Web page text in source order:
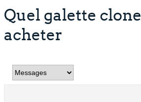
Quel galette clone
acheter